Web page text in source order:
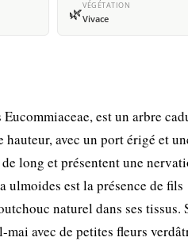
🌿VÉGÉTATION
Vivace
est un arbre
avec un port érigé et
long et présentent une
est la présence de fils
naturel dans ses tissus.
avec de petites fleurs